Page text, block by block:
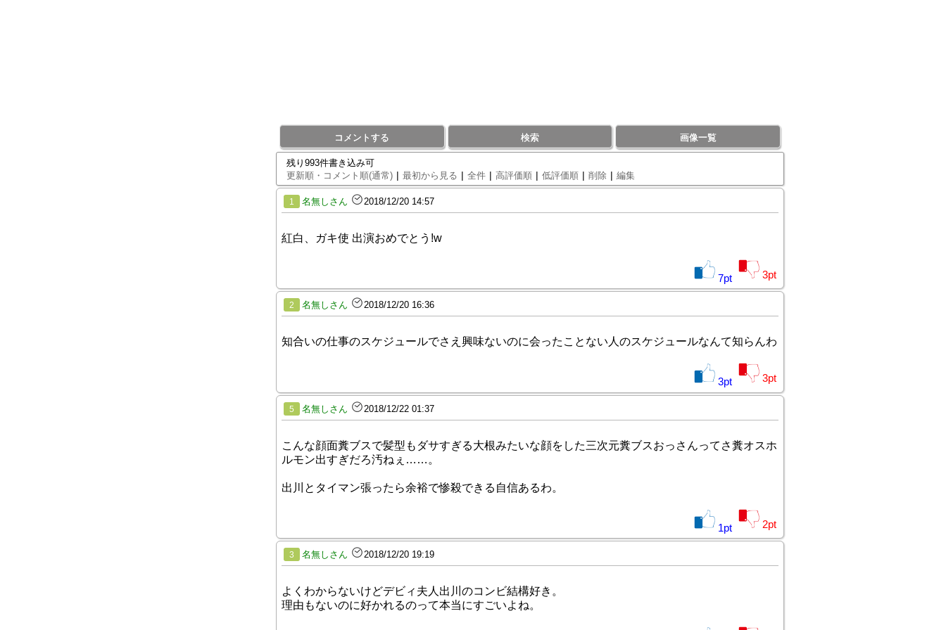
コメントする 検索 画像一覧
残り993件書き込み可
更新順・コメント順(通常) | 最初から見る | 全件 | 高評価順 | 低評価順 | 削除 | 編集
1 名無しさん 2018/12/20 14:57
紅白、ガキ使 出演おめでとう!w
7pt 3pt
2 名無しさん 2018/12/20 16:36
知合いの仕事のスケジュールでさえ興味ないのに会ったことない人のスケジュールなんて知らんわ
3pt 3pt
5 名無しさん 2018/12/22 01:37
こんな顔面糞ブスで髪型もダサすぎる大根みたいな顔をした三次元糞ブスおっさんってさ糞オスホ
ルモン出すぎだろ汚ねぇ……。
出川とタイマン張ったら余裕で惨殺できる自信あるわ。
1pt 2pt
3 名無しさん 2018/12/20 19:19
よくわからないけどデビィ夫人出川のコンビ結構好き。
理由もないのに好かれるのって本当にすごいよね。